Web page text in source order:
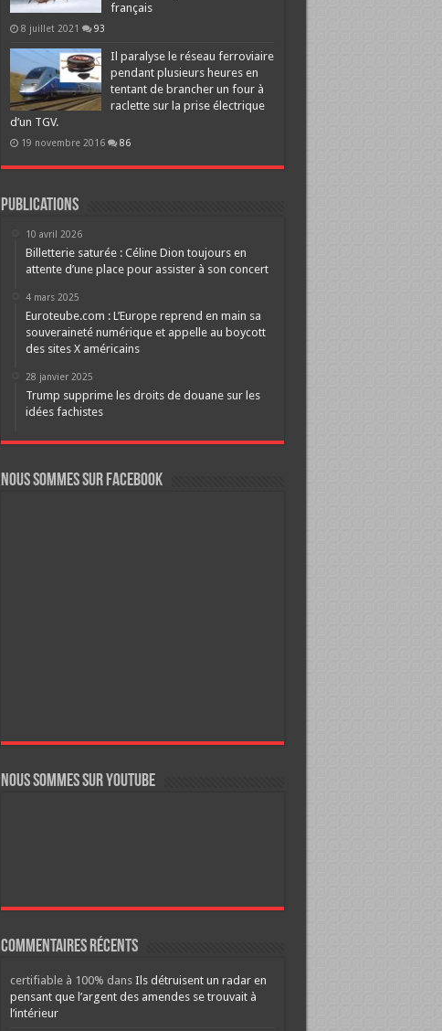
français
8 juillet 2021 93
Il paralyse le réseau ferroviaire
pendant plusieurs heures en
tentant de brancher un four à
raclette sur la prise électrique
d’un TGV.
19 novembre 2016 86
Publications
10 avril 2026
Billetterie saturée : Céline Dion toujours en
attente d’une place pour assister à son concert
4 mars 2025
Euroteube.com : L’Europe reprend en main sa
souveraineté numérique et appelle au boycott
des sites X américains
28 janvier 2025
Trump supprime les droits de douane sur les
idées fachistes
Nous sommes sur FaceBook
Nous sommes sur YouTube
Commentaires récents
certifiable à 100% dans Ils détruisent un radar en
pensant que l’argent des amendes se trouvait à
l’intérieur